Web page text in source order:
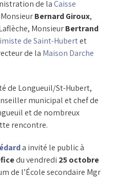
de laCaisse
Bernard Giroux,
MonsieurBertrand
de Saint-Hubertet
de la Maison Darche
de Longueuil/St-Hubert,
municipal et chef de
et de nombreux
rencontre.
a invité le public à
du vendredi 25 octobre
de l’École secondaire Mgr